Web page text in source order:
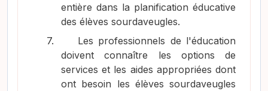
entière dans la planification éducative
des élèves sourdaveugles.
7.
Les professionnels de l'éducation
doivent connaître les options de
services et les aides appropriées dont
ont besoin les élèves sourdaveugles